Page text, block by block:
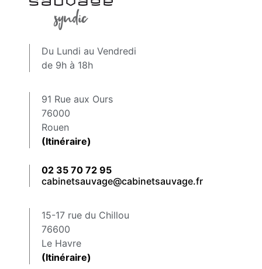
Du Lundi au Vendredi
de 9h à 18h
91 Rue aux Ours
76000
Rouen
(Itinéraire)
02 35 70 72 95
cabinetsauvage@cabinetsauvage.fr
15-17 rue du Chillou
76600
Le Havre
(Itinéraire)